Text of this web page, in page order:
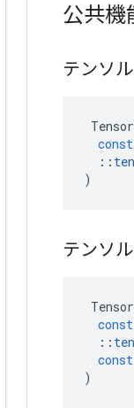
公共機
テンソ
const
::
)
テンソ
const
::
const
)